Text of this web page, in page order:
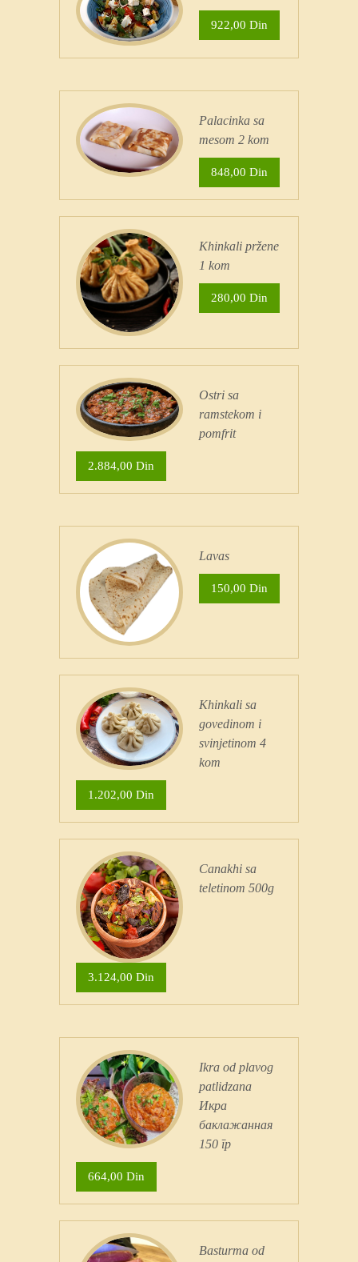
922,00 Din
Palacinka sa
mesom 2 kom
848,00 Din
Khinkali pržene
1 kom
280,00 Din
Ostri sa
ramstekom i
pomfrit
2.884,00 Din
Lavas
150,00 Din
Khinkali sa
govedinom i
svinjetinom 4
kom
1.202,00 Din
Canakhi sa
teletinom 500g
3.124,00 Din
Ikra od plavog
patlidzana
Икра
баклажанная
150 гр
664,00 Din
Basturma od